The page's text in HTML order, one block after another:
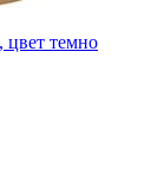
цвет темно